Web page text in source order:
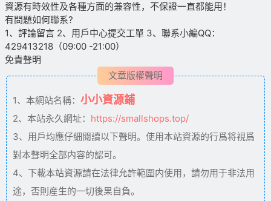
資源有時效性及各種方面的兼容性，不保證一直都能用！
有問題如何聯系?
1、評論留言 2、用戶中心提交工單 3、聯系小編QQ：
429413218（09:00 -21:00）
免責聲明
文章版權聲明
1、本網站名稱： 小小資源鋪
2、本站永久網址： https://smallshops.top/
3、用戶均應仔細閱讀以下聲明。使用本站資源的行爲将視爲
對本聲明全部内容的認可。
4、下載本站資源請在法律允許範圍内使用，請勿用于非法用
途，否則産生的一切後果自負。